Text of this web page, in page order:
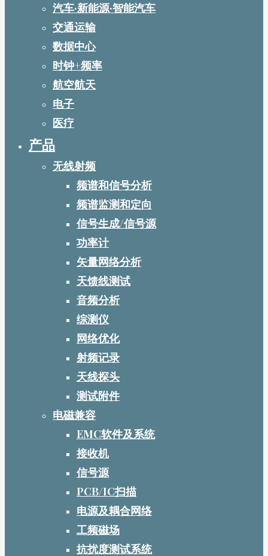
汽车·新能源·智能汽车
交通运输
数据中心
时钟+频率
航空航天
电子
医疗
产品
无线射频
频谱和信号分析
频谱监测和定向
信号生成/信号源
功率计
矢量网络分析
天馈线测试
音频分析
综测仪
网络优化
射频记录
天线探头
测试附件
电磁兼容
EMC软件及系统
接收机
信号源
PCB/IC扫描
电源及耦合网络
工频磁场
抗扰度测试系统